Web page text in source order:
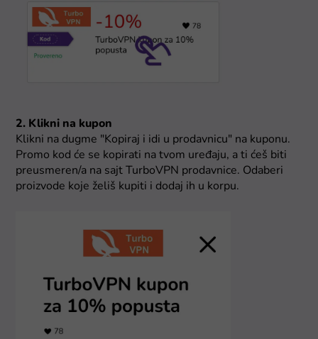
2. Klikni na kupon
Klikni na dugme "Kopiraj i idi u prodavnicu" na kuponu.
Promo kod će se kopirati na tvom uređaju, a ti ćeš biti
preusmeren/a na sajt TurboVPN prodavnice. Odaberi
proizvode koje želiš kupiti i dodaj ih u korpu.